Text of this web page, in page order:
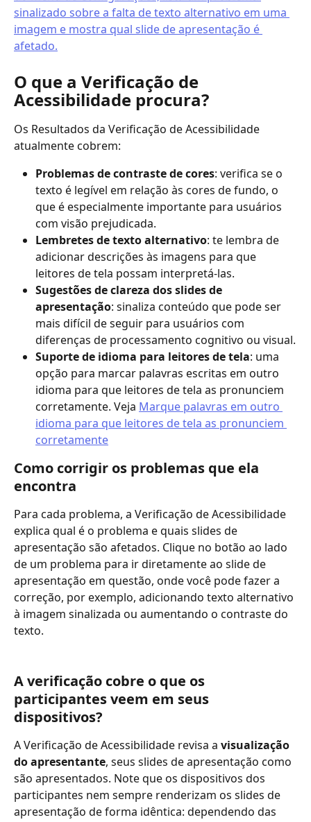
O que a Verificação de
Acessibilidade procura?
Os Resultados da Verificação de Acessibilidade
atualmente cobrem:
Problemas de contraste de cores: verifica se o
texto é legível em relação às cores de fundo, o
que é especialmente importante para usuários
com visão prejudicada.
Lembretes de texto alternativo: te lembra de
adicionar descrições às imagens para que
leitores de tela possam interpretá-las.
Sugestões de clareza dos slides de
apresentação: sinaliza conteúdo que pode ser
mais difícil de seguir para usuários com
diferenças de processamento cognitivo ou visual.
Suporte de idioma para leitores de tela: uma
opção para marcar palavras escritas em outro
idioma para que leitores de tela as pronunciem
corretamente. Veja Marque palavras em outro
idioma para que leitores de tela as pronunciem
corretamente
Como corrigir os problemas que ela
encontra
Para cada problema, a Verificação de Acessibilidade
explica qual é o problema e quais slides de
apresentação são afetados. Clique no botão ao lado
de um problema para ir diretamente ao slide de
apresentação em questão, onde você pode fazer a
correção, por exemplo, adicionando texto alternativo
à imagem sinalizada ou aumentando o contraste do
texto.
A verificação cobre o que os
participantes veem em seus
dispositivos?
A Verificação de Acessibilidade revisa a visualização
do apresentante, seus slides de apresentação como
são apresentados. Note que os dispositivos dos
participantes nem sempre renderizam os slides de
apresentação de forma idêntica: dependendo das